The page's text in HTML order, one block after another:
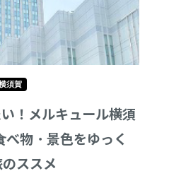
須賀
！メルキュール横須
物・景色をゆっく
ススメ